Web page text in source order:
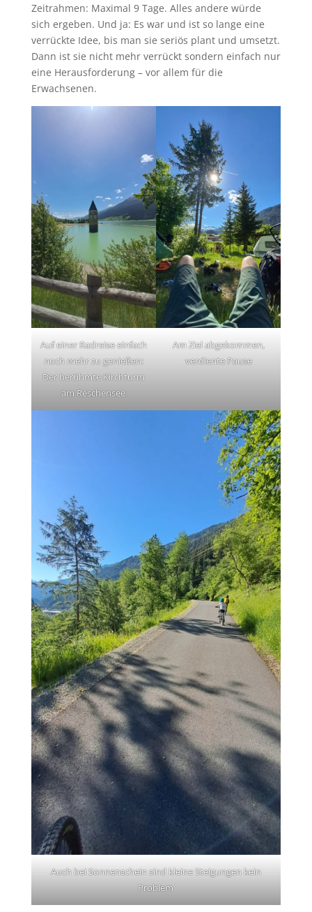
Zeitrahmen: Maximal 9 Tage. Alles andere würde
sich ergeben. Und ja: Es war und ist so lange eine
verrückte Idee, bis man sie seriös plant und umsetzt.
Dann ist sie nicht mehr verrückt sondern einfach nur
eine Herausforderung – vor allem für die
Erwachsenen.
Auf einer Radreise einfach
noch mehr zu genießen:
Der berühmte Kirchturm
am Reschensee
Am Ziel abgekommen,
verdiente Pause
Auch bei Sonnenschein sind kleine Steigungen kein
Problem